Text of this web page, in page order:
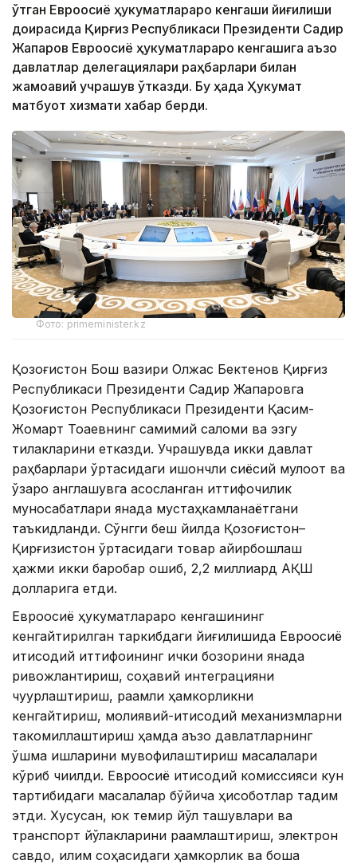
ўтган Евроосиё ҳукуматлараро кенгаши йиғилиши
доирасида Қирғиз Республикаси Президенти Садир
Жапаров Евроосиё ҳукуматлараро кенгашига аъзо
давлатлар делегациялари раҳбарлари билан
жамоавий учрашув ўтказди. Бу ҳақда Ҳукумат
матбуот хизмати хабар берди.
Фото: primeminister.kz
Қозоғистон Бош вазири Олжас Бектенов Қирғиз
Республикаси Президенти Садир Жапаровга
Қозоғистон Республикаси Президенти Қасим-
Жомарт Тоқаевнинг самимий саломи ва эзгу
тилакларини етказди. Учрашувда икки давлат
раҳбарлари ўртасидаги ишончли сиёсий мулоқот ва
ўзаро англашувга асосланган иттифоқчилик
муносабатлари янада мустаҳкамланаётгани
таъкидланди. Сўнгги беш йилда Қозоғистон–
Қирғизистон ўртасидаги товар айирбошлаш
ҳажми икки баробар ошиб, 2,2 миллиард АҚШ
долларига етди.
Евроосиё ҳукуматлараро кенгашининг
кенгайтирилган таркибдаги йиғилишида Евроосиё
иқтисодий иттифоқининг ички бозорини янада
ривожлантириш, соҳавий интеграцияни
чуқурлаштириш, рақамли ҳамкорликни
кенгайтириш, молиявий-иқтисодий механизмларни
такомиллаштириш ҳамда аъзо давлатларнинг
қўшма ишларини мувофиқлаштириш масалалари
кўриб чиқилди. Евроосиё иқтисодий комиссияси кун
тартибидаги масалалар бўйича ҳисоботлар тақдим
этди. Хусусан, юк темир йўл ташувлари ва
транспорт йўлакларини рақамлаштириш, электрон
савдо, иқлим соҳасидаги ҳамкорлик ва бошқа